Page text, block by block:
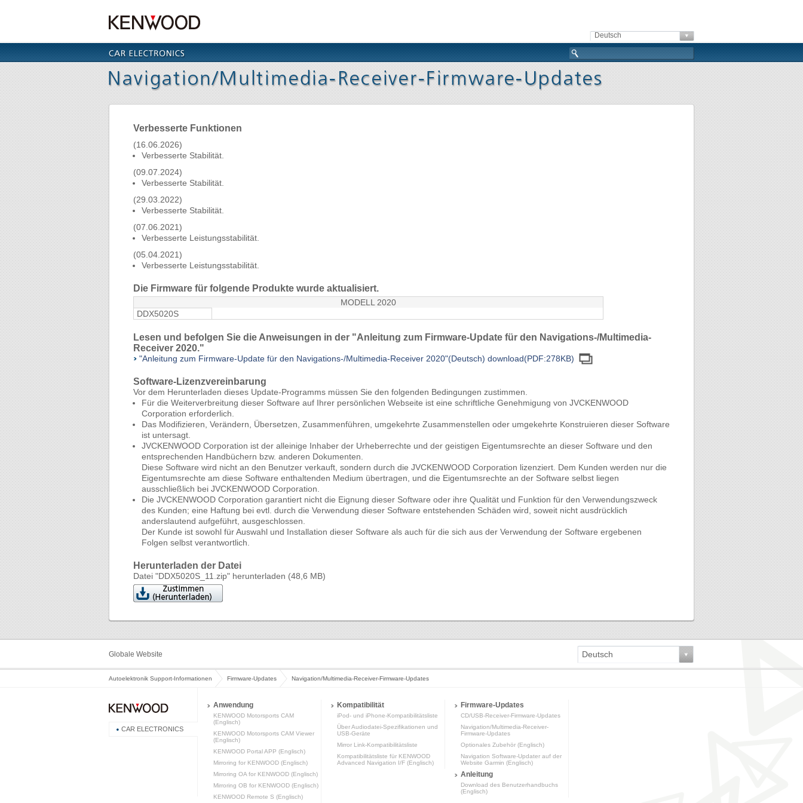
Deutsch
Verbesserte Funktionen
(16.06.2026)
Verbesserte Stabilität.
(09.07.2024)
Verbesserte Stabilität.
(29.03.2022)
Verbesserte Stabilität.
(07.06.2021)
Verbesserte Leistungsstabilität.
(05.04.2021)
Verbesserte Leistungsstabilität.
Die Firmware für folgende Produkte wurde aktualisiert.
MODELL 2020
DDX5020S
Lesen und befolgen Sie die Anweisungen in der "Anleitung zum Firmware-Update für den Navigations-/Multimedia-
Receiver 2020."
"Anleitung zum Firmware-Update für den Navigations-/Multimedia-Receiver 2020"(Deutsch) download(PDF:278KB)
Software-Lizenzvereinbarung
Vor dem Herunterladen dieses Update-Programms müssen Sie den folgenden Bedingungen zustimmen.
Für die Weiterverbreitung dieser Software auf Ihrer persönlichen Webseite ist eine schriftliche Genehmigung von JVCKENWOOD
Corporation erforderlich.
Das Modifizieren, Verändern, Übersetzen, Zusammenführen, umgekehrte Zusammenstellen oder umgekehrte Konstruieren dieser Software
ist untersagt.
JVCKENWOOD Corporation ist der alleinige Inhaber der Urheberrechte und der geistigen Eigentumsrechte an dieser Software und den
entsprechenden Handbüchern bzw. anderen Dokumenten.
Diese Software wird nicht an den Benutzer verkauft, sondern durch die JVCKENWOOD Corporation lizenziert. Dem Kunden werden nur die
Eigentumsrechte am diese Software enthaltenden Medium übertragen, und die Eigentumsrechte an der Software selbst liegen
ausschließlich bei JVCKENWOOD Corporation.
Die JVCKENWOOD Corporation garantiert nicht die Eignung dieser Software oder ihre Qualität und Funktion für den Verwendungszweck
des Kunden; eine Haftung bei evtl. durch die Verwendung dieser Software entstehenden Schäden wird, soweit nicht ausdrücklich
anderslautend aufgeführt, ausgeschlossen.
Der Kunde ist sowohl für Auswahl und Installation dieser Software als auch für die sich aus der Verwendung der Software ergebenen
Folgen selbst verantwortlich.
Herunterladen der Datei
Datei "DDX5020S_11.zip" herunterladen (48,6 MB)
Globale Website Deutsch
Autoelektronik Support-Informationen Firmware-Updates Navigation/Multimedia-Receiver-Firmware-Updates
CAR ELECTRONICS
Anwendung
KENWOOD Motorsports CAM
(Englisch)
KENWOOD Motorsports CAM Viewer
(Englisch)
KENWOOD Portal APP (Englisch)
Mirroring for KENWOOD (Englisch)
Mirroring OA for KENWOOD (Englisch)
Mirroring OB for KENWOOD (Englisch)
KENWOOD Remote S (Englisch)
Kompatibilität
iPod- und iPhone-Kompatibilitätsliste
Über Audiodatei-Spezifikationen und
USB-Geräte
Mirror Link-Kompatibilitätsliste
Kompatibilitätsliste für KENWOOD
Advanced Navigation I/F (Englisch)
Firmware-Updates
CD/USB-Receiver-Firmware-Updates
Navigation/Multimedia-Receiver-
Firmware-Updates
Optionales Zubehör (Englisch)
Navigation Software-Updater auf der
Website Garmin (Englisch)
Anleitung
Download des Benutzerhandbuchs
(Englisch)